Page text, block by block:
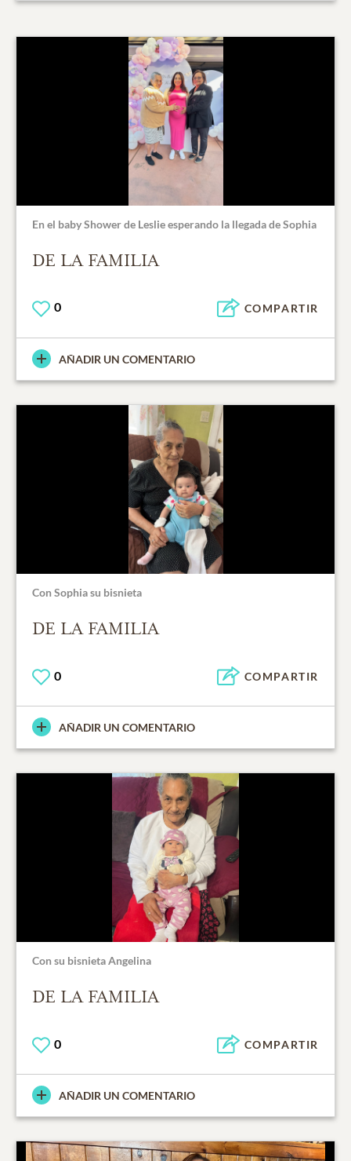
En el baby Shower de Leslie esperando la llegada de Sophia
DE LA FAMILIA
0 COMPARTIR
AÑADIR UN COMENTARIO
Con Sophia su bisnieta
DE LA FAMILIA
0 COMPARTIR
AÑADIR UN COMENTARIO
Con su bisnieta Angelina
DE LA FAMILIA
0 COMPARTIR
AÑADIR UN COMENTARIO